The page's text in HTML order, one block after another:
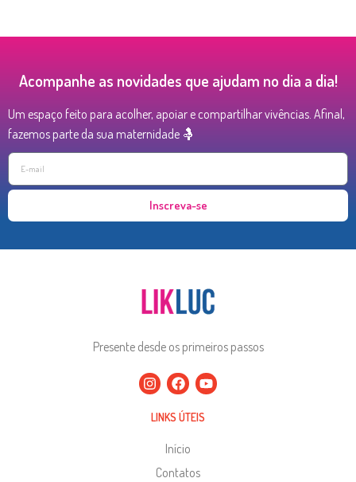
Acompanhe as novidades que ajudam no dia a dia!
Um espaço feito para acolher, apoiar e compartilhar vivências. Afinal,
fazemos parte da sua maternidade 🤱
Inscreva-se
Presente desde os primeiros passos
LINKS ÚTEIS
Início
Contatos